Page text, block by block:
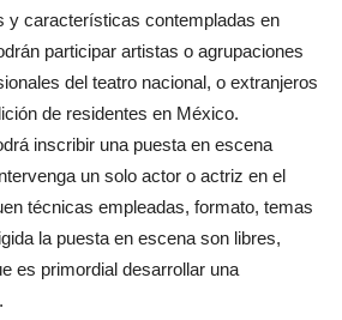
y características contempladas en
participar artistas o agrupaciones
del teatro nacional, o extranjeros
de residentes en México.
inscribir una puesta en escena
un solo actor o actriz en el
técnicas empleadas, formato, temas
la puesta en escena son libres,
es primordial desarrollar una